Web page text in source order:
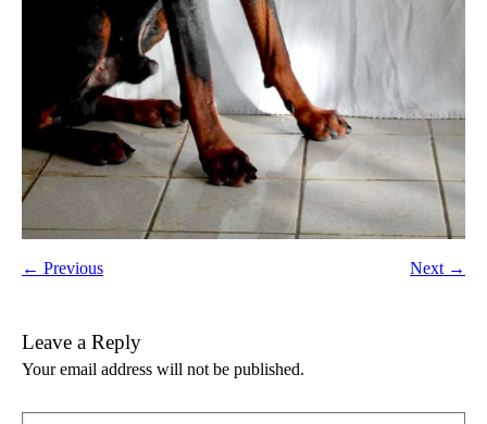
← Previous Next →
Leave a Reply
Your email address will not be published.